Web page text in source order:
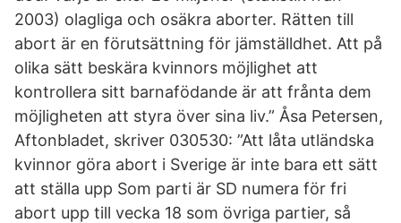
2003) olagliga och osäkra aborter. Rätten till
abort är en förutsättning för jämställdhet. Att på
olika sätt beskära kvinnors möjlighet att
kontrollera sitt barnafödande är att frånta dem
möjligheten att styra över sina liv.” Åsa Petersen,
Aftonbladet, skriver 030530: ”Att låta utländska
kvinnor göra abort i Sverige är inte bara ett sätt
att ställa upp Som parti är SD numera för fri
abort upp till vecka 18 som övriga partier, så